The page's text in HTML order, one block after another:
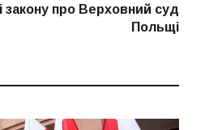
закону про Верховний суд
Польщі